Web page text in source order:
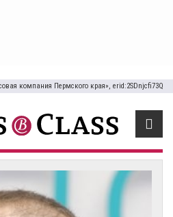
компания Пермского края», erid:2SDnjcfi73Q